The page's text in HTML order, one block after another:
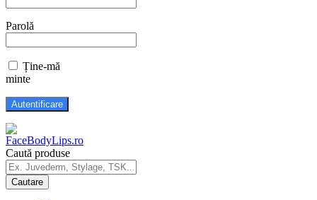
Parolă
Ține-mă
minte
Caută produse